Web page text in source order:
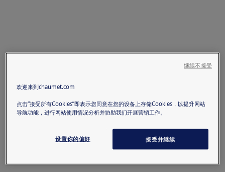
欢迎来到chaumet.com
点击“接受所有Cookies”即表示您同意在您的设备上存储Cookies，以提升网站
导航功能，进行网站使用情况分析并协助我们开展营销工作。
设置你的偏好 接受并继续
继续不接受